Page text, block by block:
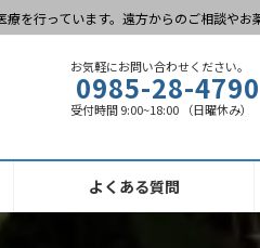
を行っています。遠方からのご相談やお
お気軽にお問い合わせください。
0985-28-4790
受付時間 9:00~18:00 （日曜休み）
よくある質問